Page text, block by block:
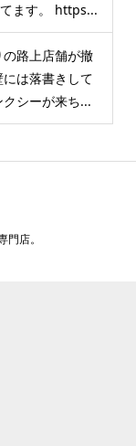
ます。 https...
路上店舗が撤
は落書きして
シーが来ち...
店。